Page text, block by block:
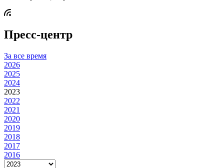
Пресс-центр
За все время
2026
2025
2024
2023
2022
2021
2020
2019
2018
2017
2016